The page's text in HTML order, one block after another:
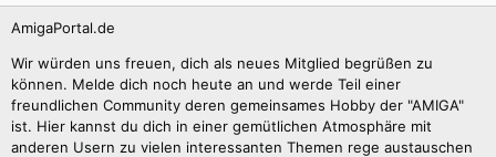
AmigaPortal.de
Wir würden uns freuen, dich als neues Mitglied begrüßen zu
können. Melde dich noch heute an und werde Teil einer
freundlichen Community deren gemeinsames Hobby der "AMIGA"
ist. Hier kannst du dich in einer gemütlichen Atmosphäre mit
anderen Usern zu vielen interessanten Themen rege austauschen